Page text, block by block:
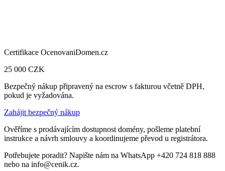
Certifikace OcenovaniDomen.cz
25 000 CZK
Bezpečný nákup připravený na escrow s fakturou včetně DPH,
pokud je vyžadována.
Zahájit bezpečný nákup
Ověříme s prodávajícím dostupnost domény, pošleme platební
instrukce a návrh smlouvy a koordinujeme převod u registrátora.
Potřebujete poradit? Napište nám na WhatsApp +420 724 818 888
nebo na info@cenik.cz.